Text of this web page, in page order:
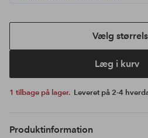
Vælg
Læg i kurv
1 tilbage på lager. Leveret på 2-4
Produktinformation